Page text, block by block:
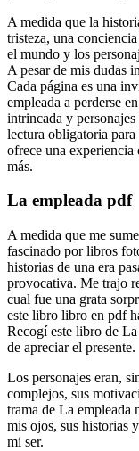
A medida que la
tristeza, una
el mundo y los
A pesar de mis dudas
Cada página es una
empleada a perderse
intrincada y
lectura obligatoria
ofrece una experiencia
más.
La empleada pdf
A medida que me
fascinado por libros
historias de una era
provocativa. Me trajo
cual fue una grata
este libro libro en pdf
Recogí este libro de
de apreciar el presente.
Los personajes eran,
complejos, sus
trama de La empleada
mis ojos, sus historias
mi ser.